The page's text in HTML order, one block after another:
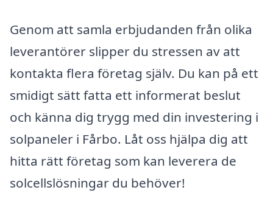
Genom att samla erbjudanden från olika
leverantörer slipper du stressen av att
kontakta flera företag själv. Du kan på ett
smidigt sätt fatta ett informerat beslut
och känna dig trygg med din investering i
solpaneler i Fårbo. Låt oss hjälpa dig att
hitta rätt företag som kan leverera de
solcellslösningar du behöver!